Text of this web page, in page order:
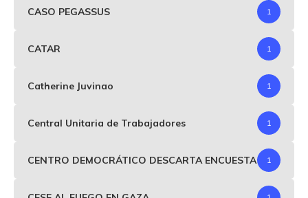
CASO PEGASSUS 1
CATAR 1
Catherine Juvinao 1
Central Unitaria de Trabajadores 1
CENTRO DEMOCRÁTICO DESCARTA ENCUESTA 1